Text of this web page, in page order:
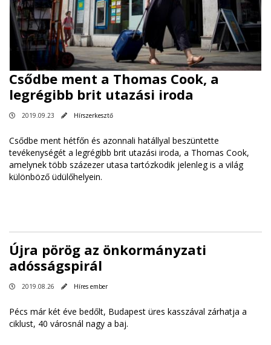
Csődbe ment a Thomas Cook, a
legrégibb brit utazási iroda
2019.09.23 Hírszerkesztő
Csődbe ment hétfőn és azonnali hatállyal beszüntette
tevékenységét a legrégibb brit utazási iroda, a Thomas Cook,
amelynek több százezer utasa tartózkodik jelenleg is a világ
különböző üdülőhelyein.
Újra pörög az önkormányzati
adósságspirál
2019.08.26 Híres ember
Pécs már két éve bedőlt, Budapest üres kasszával zárhatja a
ciklust, 40 városnál nagy a baj.